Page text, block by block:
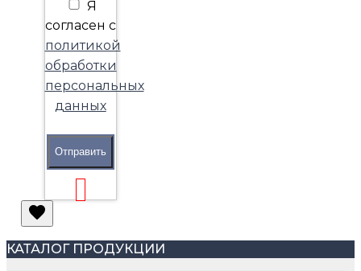
Я
согласен с
политикой
обработки
персональных
данных
Отправить
КАТАЛОГ ПРОДУКЦИИ